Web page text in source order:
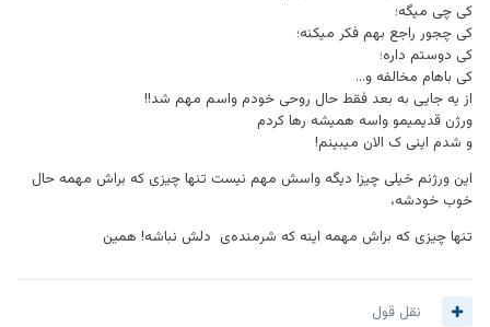
کی چی میگه؛
کی چجور راجع بهم فکر میکنه؛
کی دوستم داره؛
کی باهام مخالفه و...
از یه جایی به بعد فقط حال روحی خودم واسم مهم شد!!
ورژن قدیمیمو واسه همیشه رها کردم
و شدم اینی ک الان میبینم!
این ورژنم خیلی چیزا دیگه واسش مهم نیست تنها چیزی که براش مهمه حال
خوب خودشه،
تنها چیزی که براش مهمه اینه که شرمنده‌ی دلش نباشه! همین
نقل قول